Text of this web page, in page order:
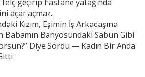
felç geçirip hastane yatağında
açar açmaz..
Kızım, Eşimin İş Arkadaşına
Babamın Banyosundaki Sabun Gibi
Diye Sordu — Kadın Bir Anda